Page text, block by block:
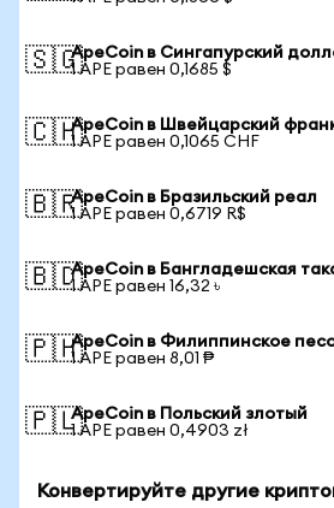
🇸🇬ApeCoin в Сингапурский
1 APE равен 0,1685 $
🇨🇭ApeCoin в Швейцарский
1 APE равен 0,1065 CHF
🇧🇷ApeCoin в Бразильский реал
1 APE равен 0,6719 R$
🇧🇩ApeCoin в Бангладешская
1 APE равен 16,32 ৳
🇵🇭ApeCoin в Филиппинское
1 APE равен 8,01 ₱
🇵🇱ApeCoin в Польский злотый
1 APE равен 0,4903 zł
Конвертируйте другие